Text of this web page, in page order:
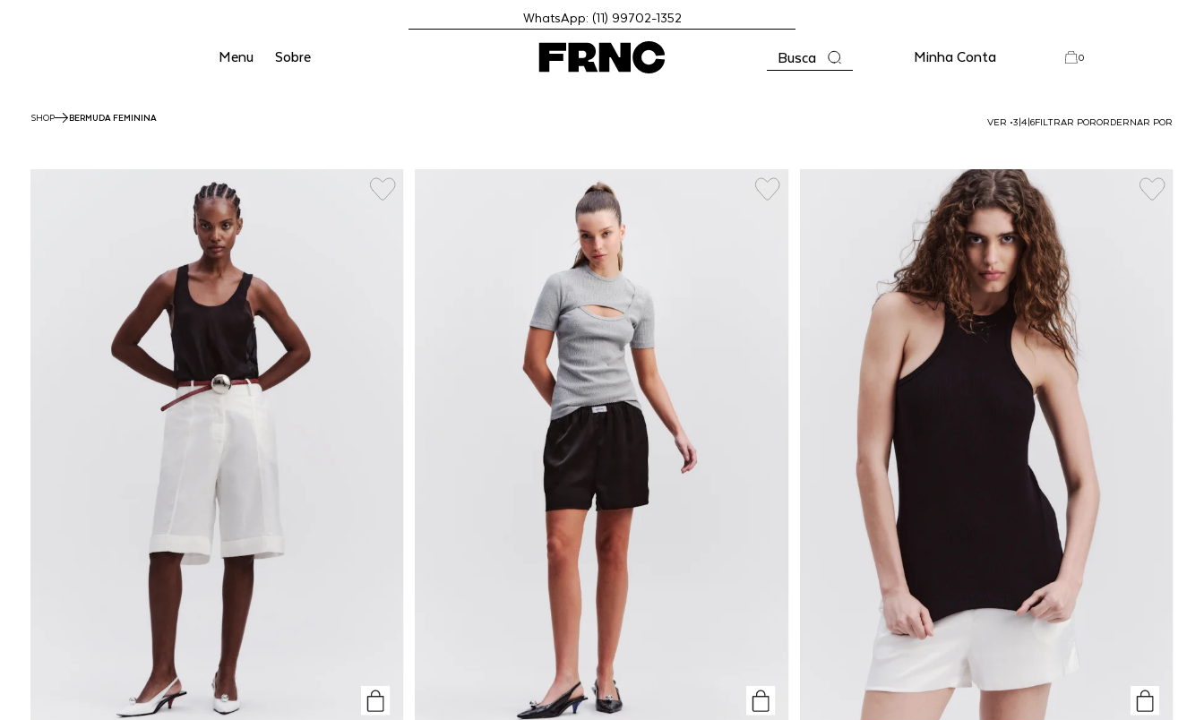
WhatsApp: (11) 99702-1352
Menu Sobre Busca Minha Conta 0
SHOP BERMUDA FEMININA VER •3|4|6FILTRAR PORORDERNAR POR